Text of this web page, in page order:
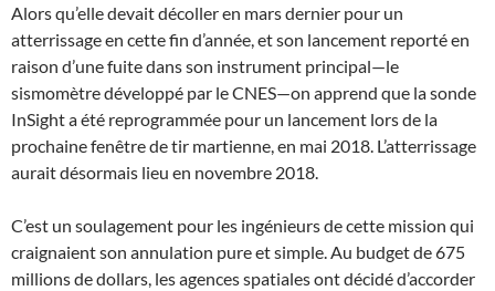
Alors qu’elle devait décoller en mars dernier pour un
atterrissage en cette fin d’année, et son lancement reporté en
raison d’une fuite dans son instrument principal—le
sismomètre développé par le CNES—on apprend que la sonde
InSight a été reprogrammée pour un lancement lors de la
prochaine fenêtre de tir martienne, en mai 2018. L’atterrissage
aurait désormais lieu en novembre 2018.
C’est un soulagement pour les ingénieurs de cette mission qui
craignaient son annulation pure et simple. Au budget de 675
millions de dollars, les agences spatiales ont décidé d’accorder